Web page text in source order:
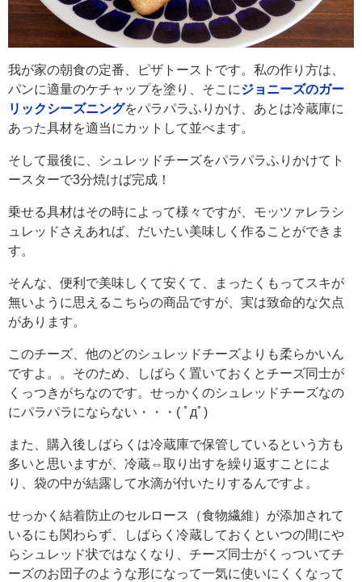
我が家の朝食の定番、ピザトーストです。私の作り方は、
パンに適量のケチャップを塗り、そこにジョニーズのガー
リックシーズニングをパラパラふりかけ、あとは冷蔵庫に
あった具材を適当にカットして並べます。
そして最後に、シュレッドチーズをパラパラふりかけてト
ースターで3分焼けば完成！
乗せる具材はその時によって様々ですが、モッツァレラシ
ュレッドさえあれば、だいたい美味しく作ることができま
す。
そんな、便利で美味しくて安くて、まったくもってスキが
無いように思えるこちらの商品ですが、実は致命的な欠点
があります。
このチーズ、他のどのシュレッドチーズよりも柔らかいん
ですよ。。そのため、しばらく置いておくとチーズ同士が
くっつきがちなのです。せっかくのシュレッドチーズなの
にパラパラにならない・・・( ﾟдﾟ)
また、購入後しばらくは冷蔵庫で保管しているという方も
多いと思いますが、冷蔵⇔取り出すを繰り返すことによ
り、袋の中が結露して水滴が付いたりするんですよ。
せっかく結着防止のセルロース（食物繊維）が添加されて
いるにも関わらず、しばらく冷蔵しておくといつの間にや
らシュレッド状ではなくなり、チーズ同士がくっついてチ
ーズのお団子のような形になって一気に使いにくくなって